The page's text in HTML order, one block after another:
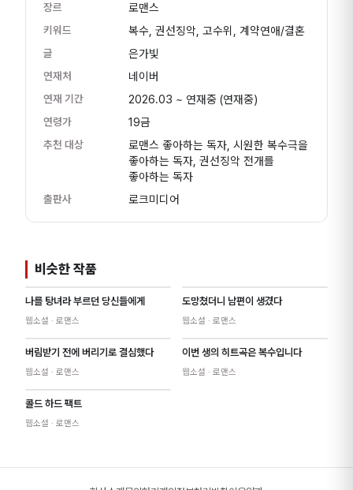
장르 로맨스
키워드 복수, 권선징악, 고수위, 계약연애/결혼
글 은가빛
연재처 네이버
연재 기간 2026.03 ~ 연재중 (연재중)
연령가 19금
추천 대상
로맨스 좋아하는 독자, 시원한 복수극을
좋아하는 독자, 권선징악 전개를
좋아하는 독자
출판사 로크미디어
비슷한 작품
나를 탕녀라 부르던 당신들에게
웹소설 · 로맨스
도망쳤더니 남편이 생겼다
웹소설 · 로맨스
버림받기 전에 버리기로 결심했다
웹소설 · 로맨스
NEW
이번 생의 히트곡은 복수입니다
웹소설 · 로맨스
콜드 하드 팩트
웹소설 · 로맨스